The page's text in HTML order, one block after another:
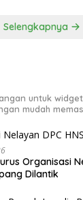
Selengkapnya
untuk
mudah
Organisasi
Dilantik